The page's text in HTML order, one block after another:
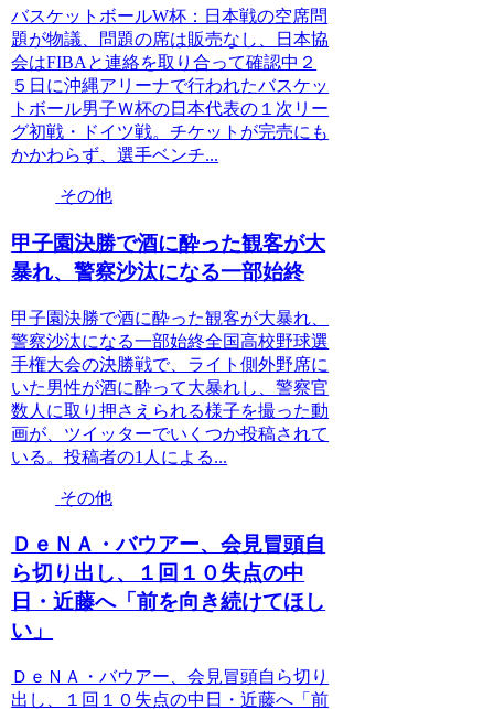
バスケットボールW杯：日本戦の空席問
題が物議、問題の席は販売なし、日本協
会はFIBAと連絡を取り合って確認中２
５日に沖縄アリーナで行われたバスケッ
トボール男子Ｗ杯の日本代表の１次リー
グ初戦・ドイツ戦。チケットが完売にも
かかわらず、選手ベンチ...
その他
甲子園決勝で酒に酔った観客が大
暴れ、警察沙汰になる一部始終
甲子園決勝で酒に酔った観客が大暴れ、
警察沙汰になる一部始終全国高校野球選
手権大会の決勝戦で、ライト側外野席に
いた男性が酒に酔って大暴れし、警察官
数人に取り押さえられる様子を撮った動
画が、ツイッターでいくつか投稿されて
いる。投稿者の1人による...
その他
ＤｅＮＡ・バウアー、会見冒頭自
ら切り出し、１回１０失点の中
日・近藤へ「前を向き続けてほし
い」
ＤｅＮＡ・バウアー、会見冒頭自ら切り
出し、１回１０失点の中日・近藤へ「前